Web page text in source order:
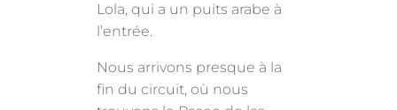
Lola, qui a un puits arabe à
l’entrée.
Nous arrivons presque à la
fin du circuit, où nous